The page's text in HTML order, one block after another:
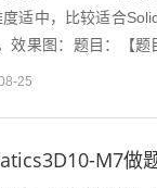
适中，比较适合
效果图：题目：【题
25
M7做